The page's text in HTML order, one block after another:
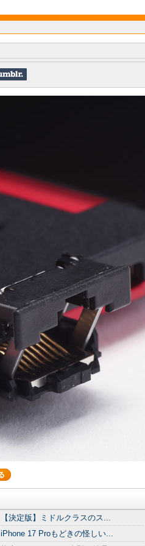
【決定版】ミドルクラスのス...
iPhone 17 Proもどきの怪しい...